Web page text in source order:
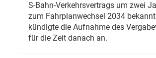
S-Bahn-Verkehrsvertrags um zwei
zum Fahrplanwechsel 2034
kündigte die Aufnahme des
für die Zeit danach an.